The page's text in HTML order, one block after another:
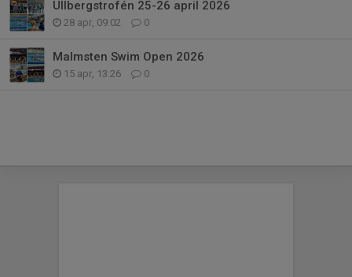
Ullbergstrofén 25-26 april 2026
28 apr, 09:02 0
Malmsten Swim Open 2026
15 apr, 13:26 0